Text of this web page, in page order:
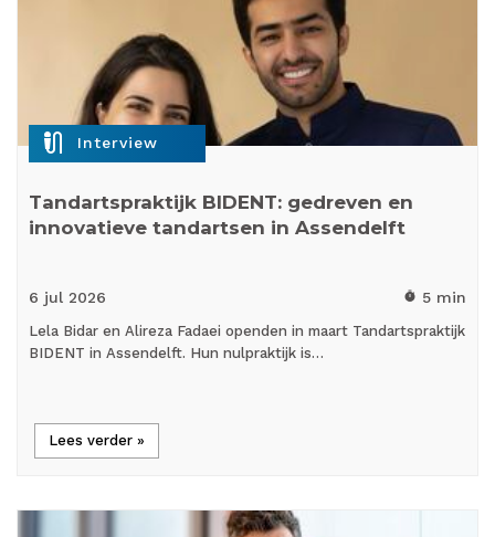
mic_external_on Interview
Tandartspraktijk BIDENT: gedreven en
innovatieve tandartsen in Assendelft
6 jul 2026 timer 5 min
Lela Bidar en Alireza Fadaei openden in maart Tandartspraktijk
BIDENT in Assendelft. Hun nulpraktijk is…
Lees verder »